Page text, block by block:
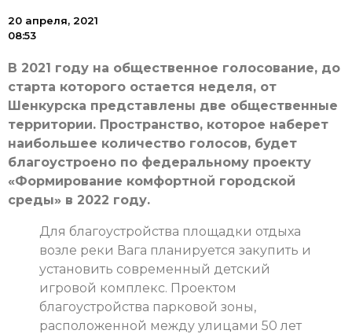
20 апреля, 2021
08:53
В 2021 году на общественное голосование, до
старта которого остается неделя, от
Шенкурска представлены две общественные
территории. Пространство, которое наберет
наибольшее количество голосов, будет
благоустроено по федеральному проекту
«Формирование комфортной городской
среды» в 2022 году.
Для благоустройства площадки отдыха
возле реки Вага планируется закупить и
установить современный детский
игровой комплекс. Проектом
благоустройства парковой зоны,
расположенной между улицами 50 лет